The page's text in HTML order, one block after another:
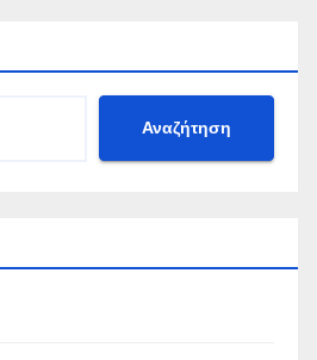
Αναζήτηση